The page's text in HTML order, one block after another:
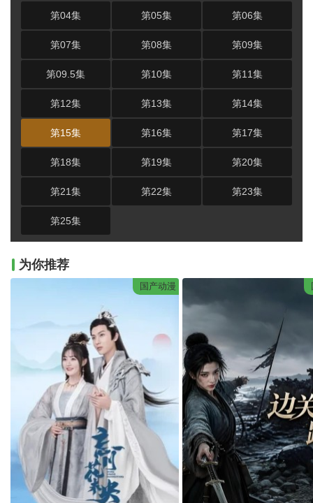
第04集 第05集 第06集
第07集 第08集 第09集
第09.5集 第10集 第11集
第12集 第13集 第14集
第15集 第16集 第17集
第18集 第19集 第20集
第21集 第22集 第23集
第25集
为你推荐
国产动漫